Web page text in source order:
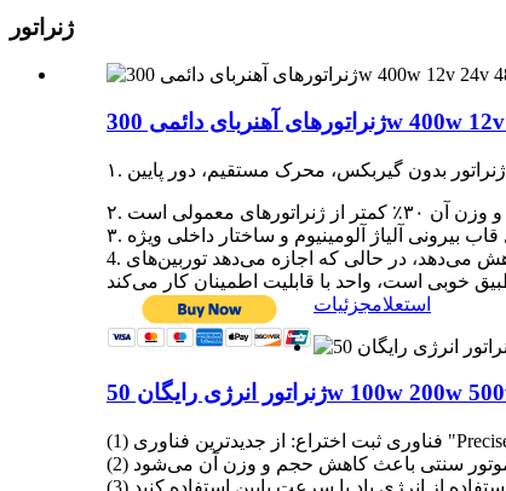
ژنراتور
۱. ژنراتور بدون گیربکس، محرک مستقیم، دور پایین
4. روتور ژنراتور آهنربای دائمی با استفاده از دینام ثبت اختراع شده، همراه با طراحی ویژه استاتور، به طور موثر تولید گشتاور مقاومتی را کاهش می‌دهد، در حالی که اجازه می‌دهد توربین‌های
استعلامجزئیات